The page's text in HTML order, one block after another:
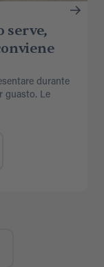
serve,
durante
guasto. Le